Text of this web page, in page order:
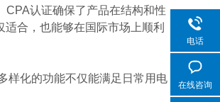
认证确保了产品在结构和性
合，也能够在国际市场上顺利
样化的功能不仅能满足日常用电
电话
在线咨询